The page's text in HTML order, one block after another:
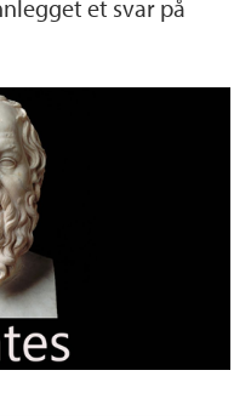
et svar på